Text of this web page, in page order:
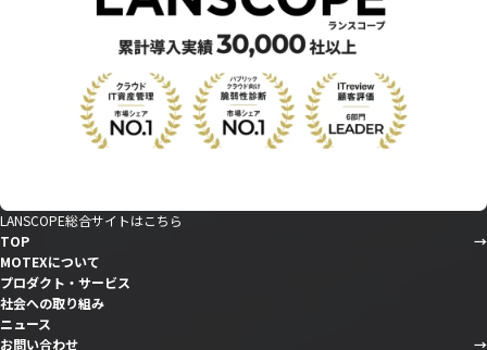
LANSCOPE総合サイトはこちら
TOP
MOTEXについて
プロダクト・サービス
社会への取り組み
ニュース
お問い合わせ